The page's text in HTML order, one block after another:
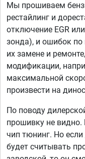
Мы прошиваем
рестайлинг и
отключение EGR
зонда), и ошибок по
их замене и
модификации,
максимальной
произвести на
По поводу
прошивку не
чип тюнинг. Но если
будет считывать